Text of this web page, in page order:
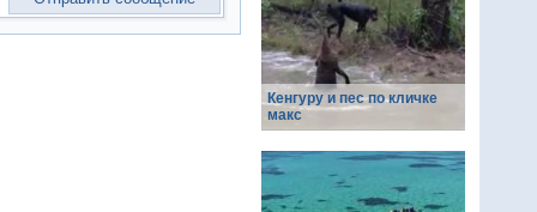
Кенгуру и пес по кличке
макс